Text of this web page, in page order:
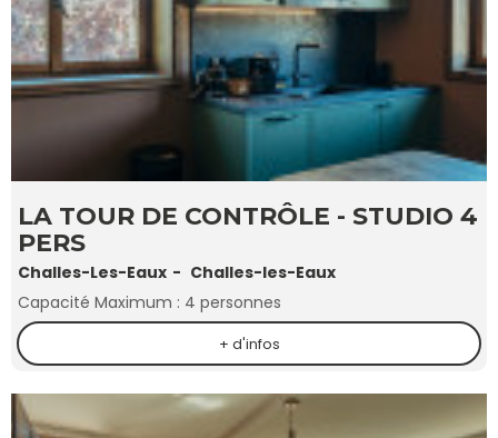
LA TOUR DE CONTRÔLE - STUDIO 4
PERS
Challes-Les-Eaux
Challes-les-Eaux
Capacité Maximum : 4 personnes
+ d'infos